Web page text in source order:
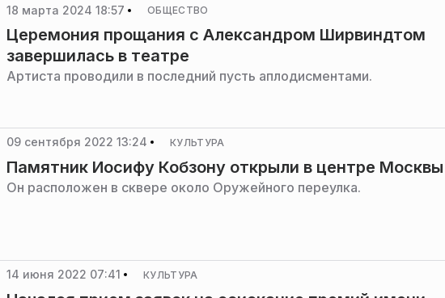
18 марта 2024 18:57 ОБЩЕСТВО
Церемония прощания с Александром Ширвиндтом
завершилась в театре
Артиста проводили в последний пусть аплодисментами.
09 сентября 2022 13:24 КУЛЬТУРА
Памятник Иосифу Кобзону открыли в центре Москвы
Он расположен в сквере около Оружейного переулка.
14 июня 2022 07:41 КУЛЬТУРА